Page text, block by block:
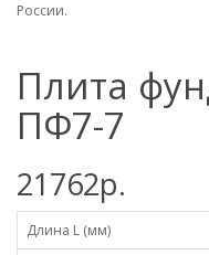
России.
Плита
ПФ7-7
21762р.
Длина L (мм)